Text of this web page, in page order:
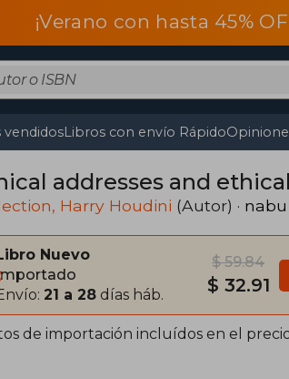
¡Verano con hasta 45%
Libros con envío Rápido
addresses and
Harry Houdini (Autor) ·
Nuevo
21 a 28 días háb.
$ 59.84
$ 32.91
de importación incluídos en el